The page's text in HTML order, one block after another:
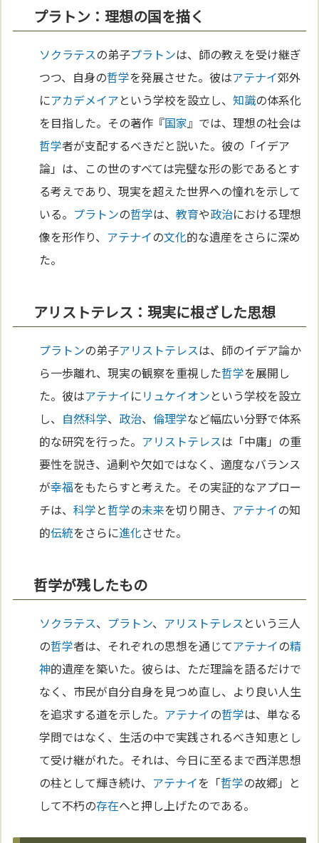
プラトン：理想の国を描く
ソクラテスの弟子プラトンは、師の教えを受け継ぎ
つつ、自身の哲学を発展させた。彼はアテナイ郊外
にアカデメイアという学校を設立し、知識の体系化
を目指した。その著作『国家』では、理想の社会は
哲学者が支配するべきだと説いた。彼の「イデア
論」は、この世のすべては完璧な形の影であるとす
る考えであり、現実を超えた世界への憧れを示して
いる。 プラトンの哲学は、教育や政治における理想
像を形作り、 アテナイの文化的な遺産をさらに深め
た。
アリストテレス：現実に根ざした思想
プラトンの弟子アリストテレスは、師のイデア論か
ら一歩離れ、現実の観察を重視した哲学を展開し
た。彼はアテナイにリュケイオンという学校を設立
し、 自然科学、 政治、倫理学など幅広い分野で体系
的な研究を行った。 アリストテレスは「中庸」の重
要性を説き、過剰や欠如ではなく、適度なバランス
が幸福をもたらすと考えた。その実証的なアプロー
チは、科学と哲学の未来を切り開き、 アテナイの知
的伝統をさらに進化させた。
哲学が残したもの
ソクラテス、 プラトン、 アリストテレス という三人
の哲学者は、それぞれの思想を通じてアテナイの精
神的遺産を築いた。彼らは、ただ理論を語るだけで
なく、市民が自分自身を見つめ直し、より良い人生
を追求する道を示した。 アテナイの哲学は、単なる
学問ではなく、生活の中で実践されるべき知恵とし
て受け継がれた。それは、今日に至るまで西洋思想
の柱として輝き続け、 アテナイを「哲学の故郷」と
して不朽の存在へと押し上げたのである。